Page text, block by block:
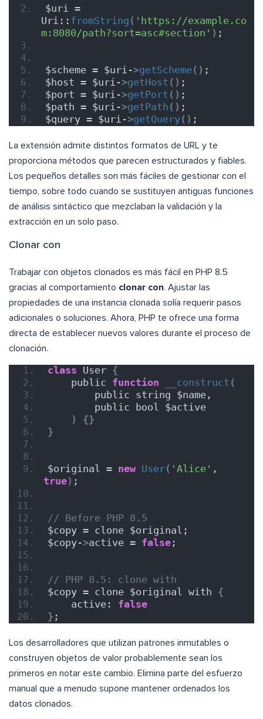
$uri =
Uri:: fromString ( 'https://example.co
m:8080/path?sort=asc#section' ) ;
$scheme = $uri->getScheme() ;
$host = $uri->getHost () ;
$port = $uri->getPort () ;
$path = $uri->getPath () ;
$query = $uri->getQuery() ;
La extensión admite distintos formatos de URL y te
proporciona métodos que parecen estructurados y fiables.
Los pequeños detalles son más fáciles de gestionar con el
tiempo, sobre todo cuando se sustituyen antiguas funciones
de análisis sintáctico que mezclaban la validación y la
extracción en un solo paso.
Clonar con
Trabajar con objetos clonados es más fácil en PHP 8.5
gracias al comportamiento clonar con. Ajustar las
propiedades de una instancia clonada solía requerir pasos
adicionales o soluciones. Ahora, PHP te ofrece una forma
directa de establecer nuevos valores durante el proceso de
clonación.
class User {
    public
function __construct (
        public string $name,
        public bool $active
)
{}
}
$original = new User( 'Alice'
true) ;
// Before PHP 8.5
$copy = clone $original;
$copy->active = false ;
// PHP 8.5: clone with
$copy = clone $original with {
    active:
false
} ;
Los desarrolladores que utilizan patrones inmutables o
construyen objetos de valor probablemente sean los
primeros en notar este cambio. Elimina parte del esfuerzo
manual que a menudo supone mantener ordenados los
datos clonados.